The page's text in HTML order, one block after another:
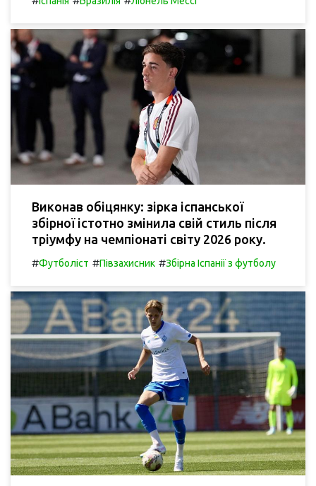
Виконав обіцянку: зірка іспанської
збірної істотно змінила свій стиль після
тріумфу на чемпіонаті світу 2026 року.
#Футболіст #Півзахисник #Збірна Іспанії з футболу